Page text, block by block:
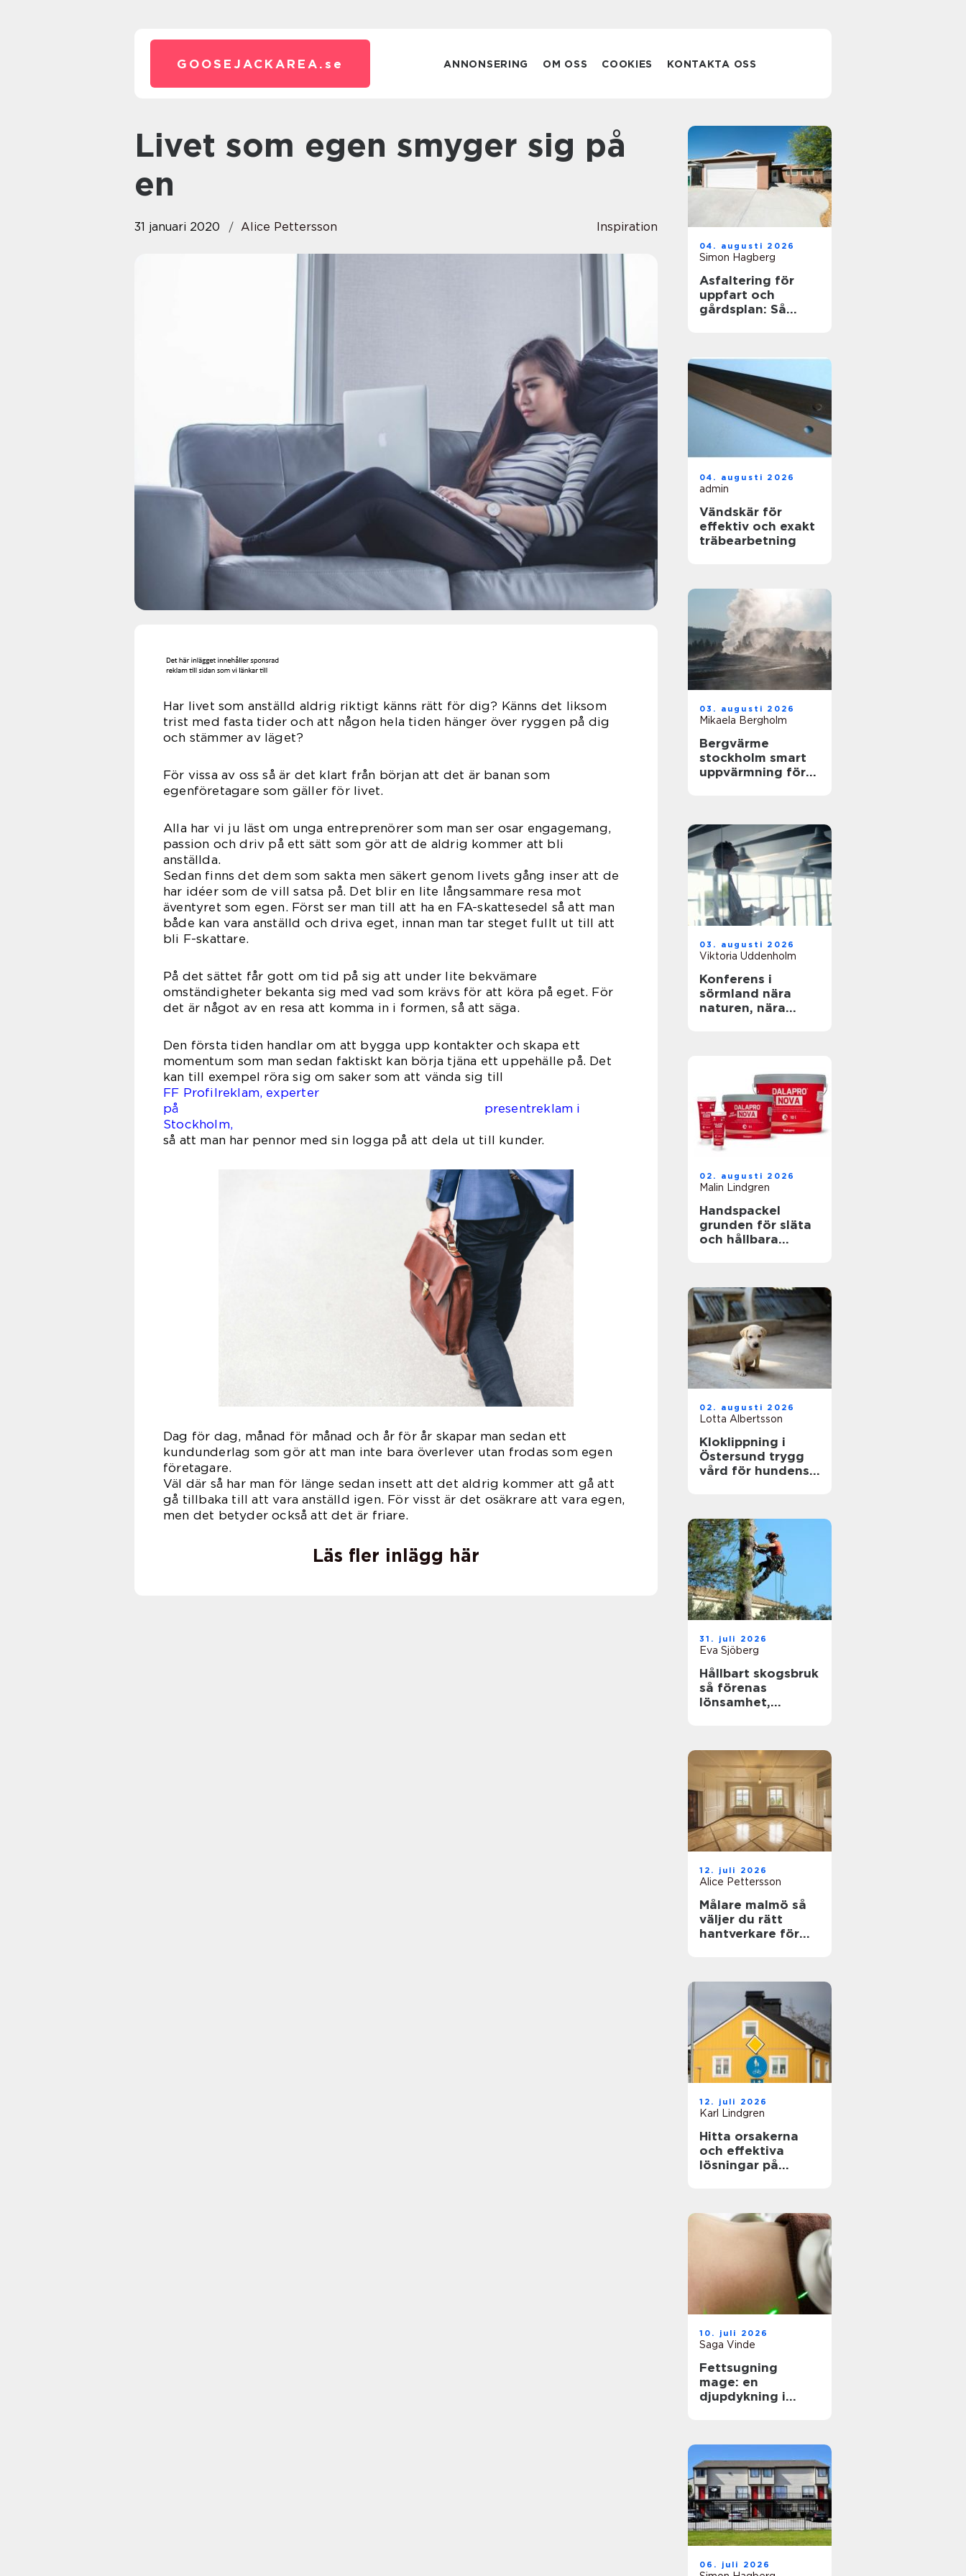
GOOSEJACKAREA. se ANNONSERING OM OSS COOKIES KONTAKTA OSS
Livet som egen smyger sig på
en
31 januari 2020 Alice Pettersson Inspiration
Har livet som anställd aldrig riktigt känns rätt för dig? Känns det liksom
trist med fasta tider och att någon hela tiden hänger över ryggen på dig
och stämmer av läget?
För vissa av oss så är det klart från början att det är banan som
egenföretagare som gäller för livet.
Alla har vi ju läst om unga entreprenörer som man ser osar engagemang,
passion och driv på ett sätt som gör att de aldrig kommer att bli
anställda.
Sedan finns det dem som sakta men säkert genom livets gång inser att de
har idéer som de vill satsa på. Det blir en lite långsammare resa mot
äventyret som egen. Först ser man till att ha en FA-skattesedel så att man
både kan vara anställd och driva eget, innan man tar steget fullt ut till att
bli F-skattare.
På det sättet får gott om tid på sig att under lite bekvämare
omständigheter bekanta sig med vad som krävs för att köra på eget. För
det är något av en resa att komma in i formen, så att säga.
Den första tiden handlar om att bygga upp kontakter och skapa ett
momentum som man sedan faktiskt kan börja tjäna ett uppehälle på. Det
kan till exempel röra sig om saker som att vända sig till
FF Profilreklam, experter
på presentreklam i
Stockholm,
så att man har pennor med sin logga på att dela ut till kunder.
Dag för dag, månad för månad och år för år skapar man sedan ett
kundunderlag som gör att man inte bara överlever utan frodas som egen
företagare.
Väl där så har man för länge sedan insett att det aldrig kommer att gå att
gå tillbaka till att vara anställd igen. För visst är det osäkrare att vara egen,
men det betyder också att det är friare.
Läs fler inlägg här
04. augusti 2026
Simon Hagberg
Asfaltering för
uppfart och
gårdsplan: Så
04. augusti 2026
admin
Vändskär för
effektiv och exakt
träbearbetning
03. augusti 2026
Mikaela Bergholm
Bergvärme
stockholm smart
uppvärmning för
03. augusti 2026
Viktoria Uddenholm
Konferens i
sörmland nära
naturen, nära
02. augusti 2026
Malin Lindgren
Handspackel
grunden för släta
och hållbara
02. augusti 2026
Lotta Albertsson
Kloklippning i
Östersund trygg
vård för hundens
31. juli 2026
Eva Sjöberg
Hållbart skogsbruk
så förenas
lönsamhet,
12. juli 2026
Alice Pettersson
Målare malmö så
väljer du rätt
hantverkare för
12. juli 2026
Karl Lindgren
Hitta orsakerna
och effektiva
lösningar på
10. juli 2026
Saga Vinde
Fettsugning
mage: en
djupdykning i
06. juli 2026